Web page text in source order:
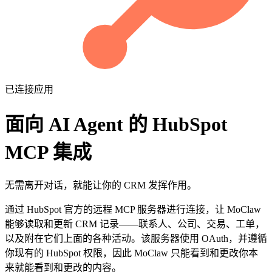
已连接应用
面向 AI Agent 的 HubSpot
MCP 集成
无需离开对话，就能让你的 CRM 发挥作用。
通过 HubSpot 官方的远程 MCP 服务器进行连接，让 MoClaw
能够读取和更新 CRM 记录——联系人、公司、交易、工单，
以及附在它们上面的各种活动。该服务器使用 OAuth，并遵循
你现有的 HubSpot 权限，因此 MoClaw 只能看到和更改你本
来就能看到和更改的内容。